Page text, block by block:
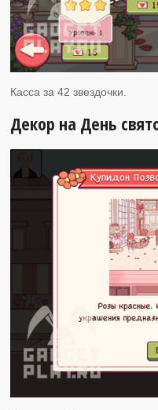
Касса за 42 звездочки.
Декор на День